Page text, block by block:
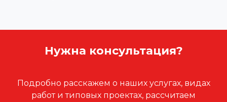
Нужна консультация?
Подробно расскажем о наших услугах, видах
работ и типовых проектах, рассчитаем